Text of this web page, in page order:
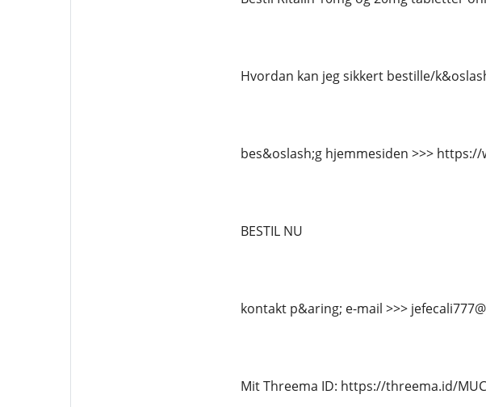
Hvordan kan jeg sikkert bestille/
bes&oslash;g hjemmesiden >>>
BESTIL NU
kontakt p&aring; e-mail >>>
Mit Threema ID: https://threema.id/